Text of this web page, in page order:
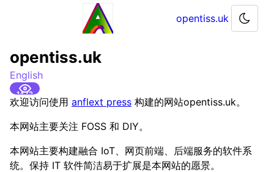
opentiss.uk
opentiss.uk
English
1472
欢迎访问使用 anflext press 构建的网站opentiss.uk。
本网站主要关注 FOSS 和 DIY。
本网站主要构建融合 IoT、网页前端、后端服务的软件系
统。保持 IT 软件简洁易于扩展是本网站的愿景。